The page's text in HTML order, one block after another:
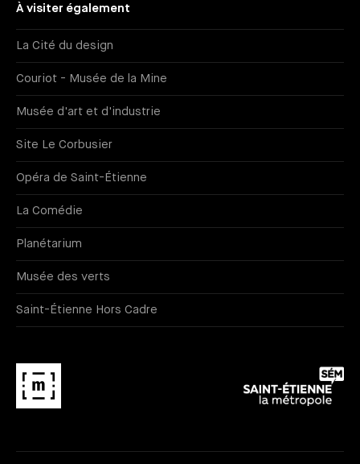
À visiter également
La Cité du design
Couriot - Musée de la Mine
Musée d'art et d'industrie
Site Le Corbusier
Opéra de Saint-Étienne
La Comédie
Planétarium
Musée des verts
Saint-Étienne Hors Cadre